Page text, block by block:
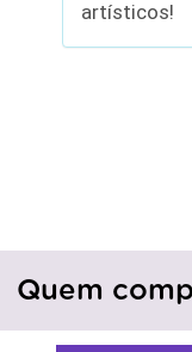
artísticos!
Quem